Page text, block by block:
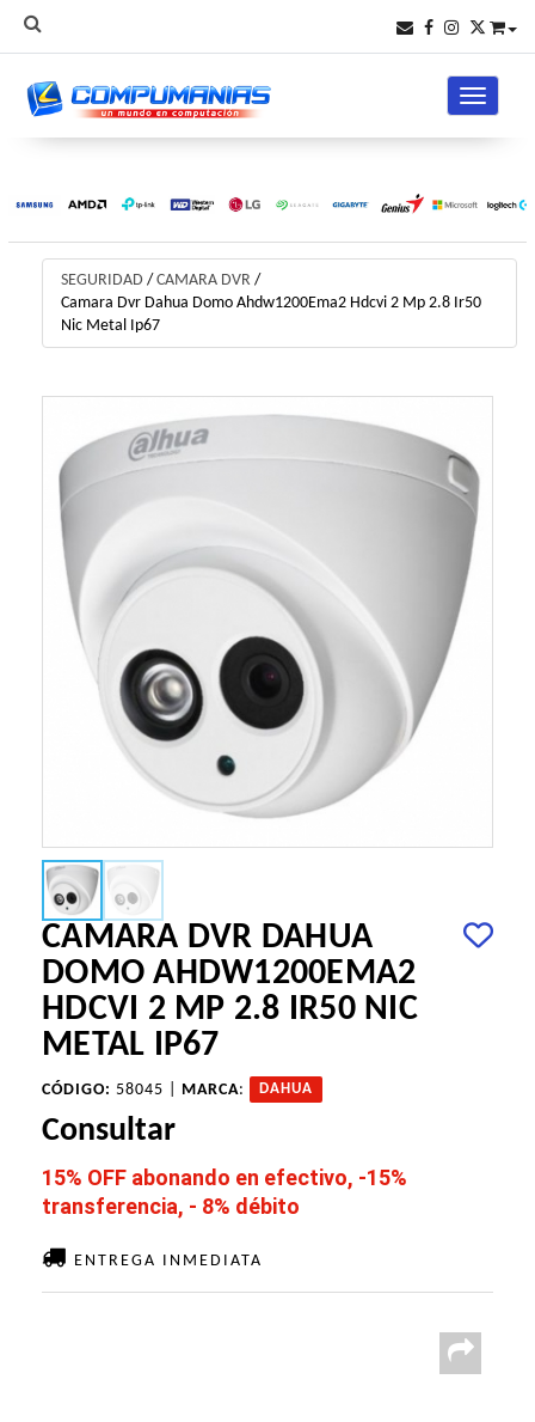
Toggle
SEGURIDAD / CAMARA DVR /
Camara Dvr Dahua Domo Ahdw1200Ema2 Hdcvi 2 Mp 2.8 Ir50
Nic Metal Ip67
CAMARA DVR DAHUA
DOMO AHDW1200EMA2
HDCVI 2 MP 2.8 IR50 NIC
METAL IP67
CÓDIGO: 58045 | MARCA: DAHUA
Consultar
15% OFF abonando en efectivo, -15%
transferencia, - 8% débito
ENTREGA INMEDIATA